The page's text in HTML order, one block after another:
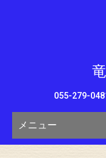
055-279-
メニュー